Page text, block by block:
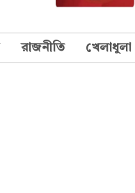
রাজনীতি খেলাধুলা